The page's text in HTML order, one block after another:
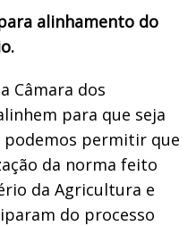
alinhamento do
Câmara dos
para que seja
podemos permitir que
da norma feito
da Agricultura e
do processo